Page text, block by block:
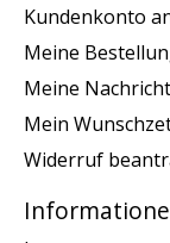
Kundenkonto
Meine
Meine
Mein
Widerruf